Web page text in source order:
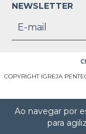
Ao navegar por
para
NEWSLETTER
COPYRIGHT IGREJA